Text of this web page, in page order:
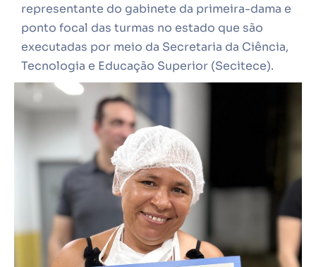
representante do gabinete da primeira-dama e
ponto focal das turmas no estado que são
executadas por meio da Secretaria da Ciência,
Tecnologia e Educação Superior (Secitece).